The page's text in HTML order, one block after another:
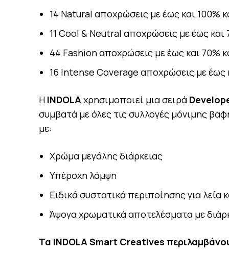
14 Natural αποχρώσεις με έως και 100%
11 Cool & Neutral αποχρώσεις με έως και
44 Fashion αποχρώσεις με έως και 70%
16 Intense Coverage αποχρώσεις με έως
Η INDOLAχρησιμοποιεί μια σειρά
συμβατά με όλες τις συλλογές μόνιμης
με:
Χρώμα μεγάλης διάρκειας
Υπέροχη λάμψη
Ειδικά συστατικά περιποίησης για λεία
Άψογα χρωματικά αποτελέσματα με
Τα INDOLA Smart Creatives